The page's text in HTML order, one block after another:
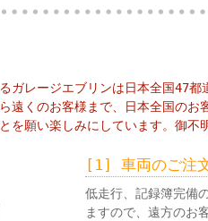
ガレージエブリンは日本全国47都
くのお客様まで、日本全国のお
を願い楽しみにしています。御不
[1] 車両のご注
低走行、記録簿完備
ますので、遠方のお